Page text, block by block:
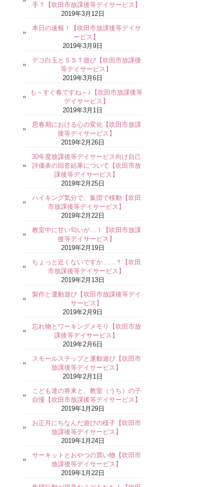
手？【吹田市放課後等デイサービス】
2019年3月12日
本日の速報！【吹田市放課後等デイサ
ービス】
2019年3月9日
デコ白玉とＳＳＴ遊び【吹田市放課後
等デイサービス】
2019年3月6日
も～すぐ春ですね～♪【吹田市放課後等
デイサービス】
2019年3月1日
思春期における心の変化【吹田市放課
後等デイサービス】
2019年2月26日
30年度放課後等デイサービス向け自己
評価表の回答結果について【吹田市放
課後等デイサービス】
2019年2月25日
ハイキング気分で、集団で移動【吹田
市放課後等デイサービス】
2019年2月22日
教室中に甘い匂いが…！【吹田市放課
後等デイサービス】
2019年2月19日
ちょっと近くないですか……？【吹田
市放課後等デイサービス】
2019年2月13日
製作と運動遊び【吹田市放課後等デイ
サービス】
2019年2月9日
忘れ物とワーキングメモリ【吹田市放
課後等デイサービス】
2019年2月6日
スモールステップと運動遊び【吹田市
放課後等デイサービス】
2019年2月1日
こども達の将来と、教室（うち）の子
自慢【吹田市放課後等デイサービス】
2019年1月29日
お正月にちなんだ遊びの様子【吹田市
放課後等デイサービス】
2019年1月24日
サーキットとおやつの買い物【吹田市
放課後等デイサービス】
2019年1月22日